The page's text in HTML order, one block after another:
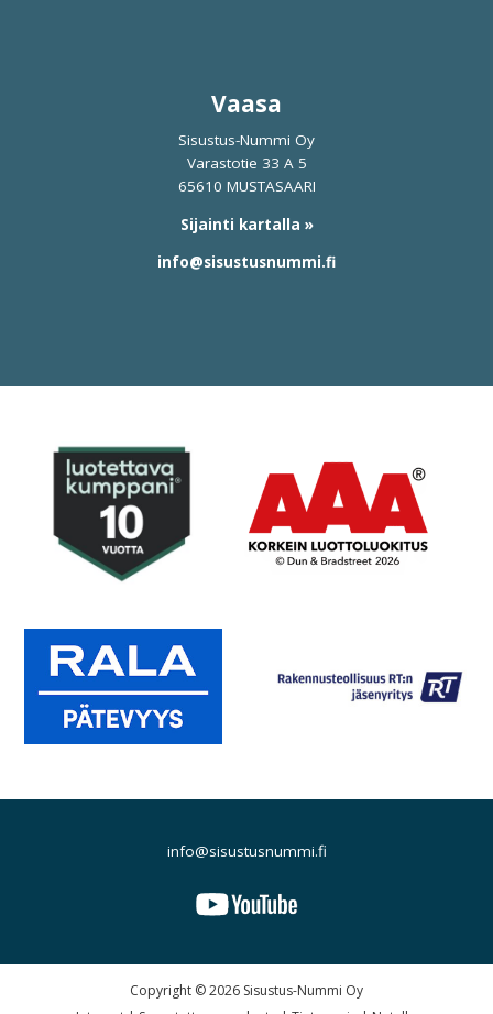
Vaasa
Sisustus-Nummi Oy
Varastotie 33 A 5
65610 MUSTASAARI
Sijainti kartalla »
info@sisustusnummi.fi
info@sisustusnummi.fi
Copyright © 2026 Sisustus-Nummi Oy